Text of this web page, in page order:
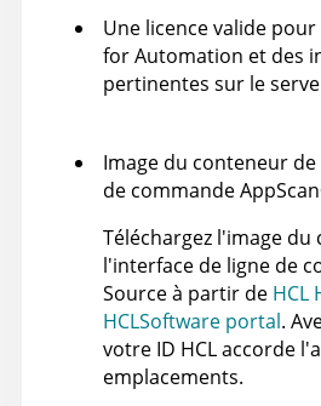
Une licence valide pour
for Automation et des
pertinentes sur le
Image du conteneur
de commandeAppScan
Téléchargez l'image
l'interface de ligne de
Sourceà partir de HCL
HCLSoftware portal.
votre ID HCL accorde
emplacements.